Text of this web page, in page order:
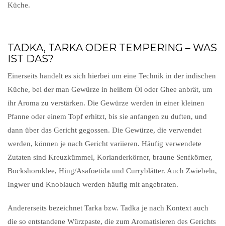
Küche.
TADKA, TARKA ODER TEMPERING – WAS
IST DAS?
Einerseits handelt es sich hierbei um eine Technik in der indischen
Küche, bei der man Gewürze in heißem Öl oder Ghee anbrät, um
ihr Aroma zu verstärken. Die Gewürze werden in einer kleinen
Pfanne oder einem Topf erhitzt, bis sie anfangen zu duften, und
dann über das Gericht gegossen. Die Gewürze, die verwendet
werden, können je nach Gericht variieren. Häufig verwendete
Zutaten sind Kreuzkümmel, Korianderkörner, braune Senfkörner,
Bockshornklee, Hing/Asafoetida und Curryblätter. Auch Zwiebeln,
Ingwer und Knoblauch werden häufig mit angebraten.
Andererseits bezeichnet Tarka bzw. Tadka je nach Kontext auch
die so entstandene Würzpaste, die zum Aromatisieren des Gerichts